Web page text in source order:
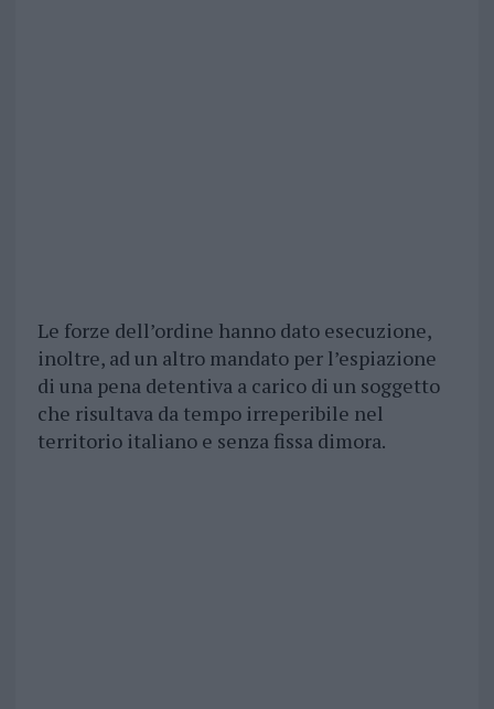
Le forze dell’ordine hanno dato esecuzione,
inoltre, ad un altro mandato per l’espiazione
di una pena detentiva a carico di un soggetto
che risultava da tempo irreperibile nel
territorio italiano e senza fissa dimora.